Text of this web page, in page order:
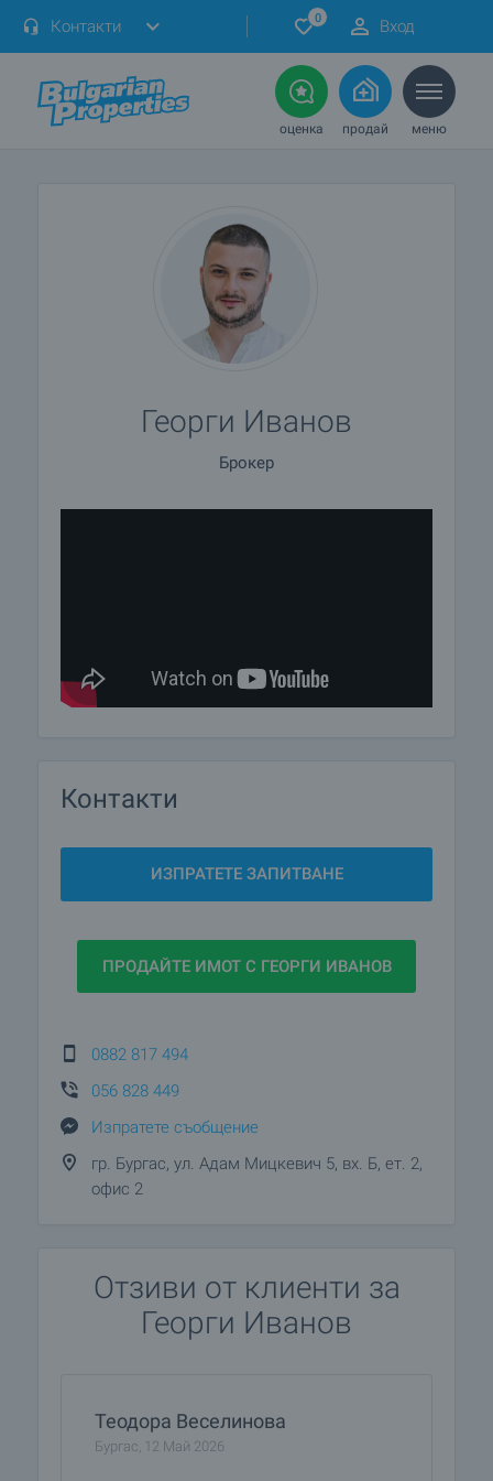
Контакти 0 Вход
оценка продай меню
Георги Иванов
Брокер
Контакти
ИЗПРАТЕТЕ ЗАПИТВАНЕ
ПРОДАЙТЕ ИМОТ С ГЕОРГИ ИВАНОВ
0882 817 494
056 828 449
Изпратете съобщение
гр. Бургас, ул. Адам Мицкевич 5, вх. Б, ет. 2,
офис 2
Отзиви от клиенти за
Георги Иванов
Теодора Веселинова
Бургас, 12 Май 2026